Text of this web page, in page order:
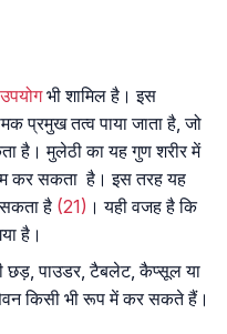
उपयोगभी शामिल है। इस
प्रमुख तत्व पाया जाता है, जो
है। मुलेठी का यह गुण शरीर में
कर सकता है। इस तरह यह
सकता है (21) । यही वजह है कि
है।
छड़, पाउडर, टैबलेट, कैप्सूल या
किसी भी रूप में कर सकते हैं।